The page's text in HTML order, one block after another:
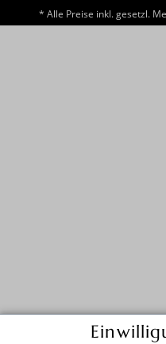
* Alle Preise inkl. gesetzl.